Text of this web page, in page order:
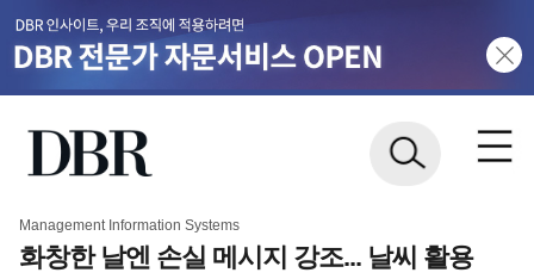
Management Information Systems
화창한 날엔 손실 메시지 강조... 날씨 활용